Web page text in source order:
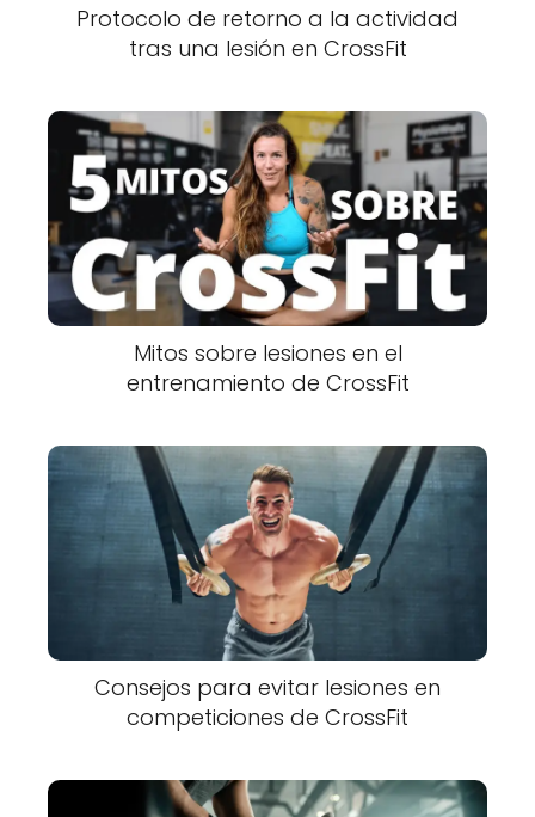
Protocolo de retorno a la actividad
tras una lesión en CrossFit
Mitos sobre lesiones en el
entrenamiento de CrossFit
Consejos para evitar lesiones en
competiciones de CrossFit